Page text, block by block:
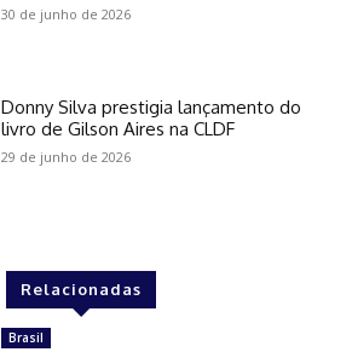
30 de junho de 2026
Donny Silva prestigia lançamento do
livro de Gilson Aires na CLDF
29 de junho de 2026
Relacionadas
Brasil